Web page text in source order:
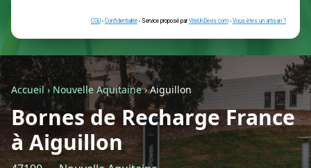
Je ne sais pas encore
Autre
Retour à la liste des métiers
Accueil› Nouvelle Aquitaine›Aiguillon
Bornes de Recharge France
à Aiguillon